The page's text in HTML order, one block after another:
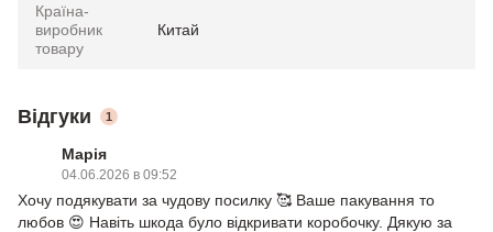
Країна-
виробник
товару
Китай
Відгуки 1
Марія
04.06.2026 в 09:52
Хочу подякувати за чудову посилку 🥰 Ваше пакування то
любов 😍 Навіть шкода було відкривати коробочку. Дякую за